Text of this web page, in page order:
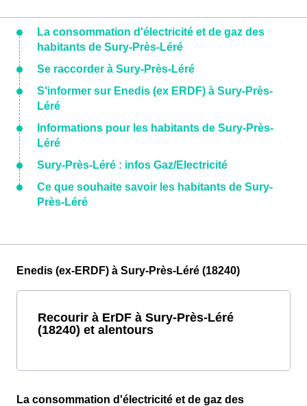
La consommation d'électricité et de gaz des
habitants de Sury-Près-Léré
Se raccorder à Sury-Près-Léré
S'informer sur Enedis (ex ERDF) à Sury-Près-
Léré
Informations pour les habitants de Sury-Près-
Léré
Sury-Près-Léré : infos Gaz/Electricité
Ce que souhaite savoir les habitants de Sury-
Près-Léré
Enedis (ex-ERDF) à Sury-Près-Léré (18240)
Recourir à ErDF à Sury-Près-Léré
(18240) et alentours
La consommation d'électricité et de gaz des